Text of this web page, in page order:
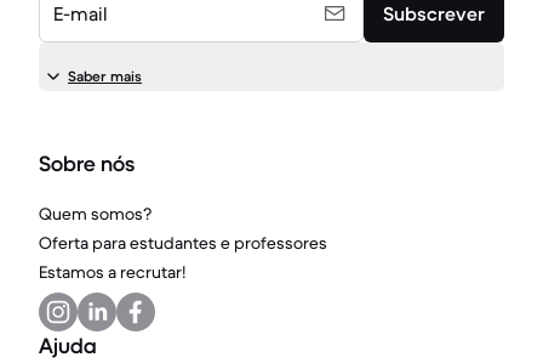
E-mail Subscrever
Saber mais
Sobre nós
Quem somos?
Oferta para estudantes e professores
Estamos a recrutar!
Ajuda